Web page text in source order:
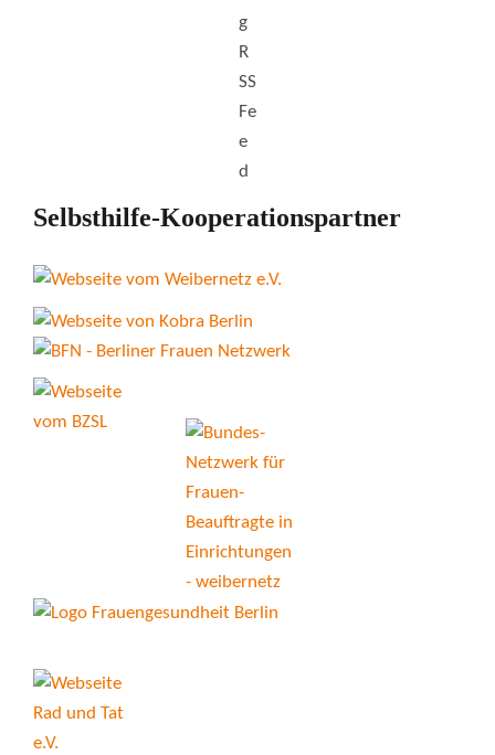
Selbsthilfe-Kooperationspartner